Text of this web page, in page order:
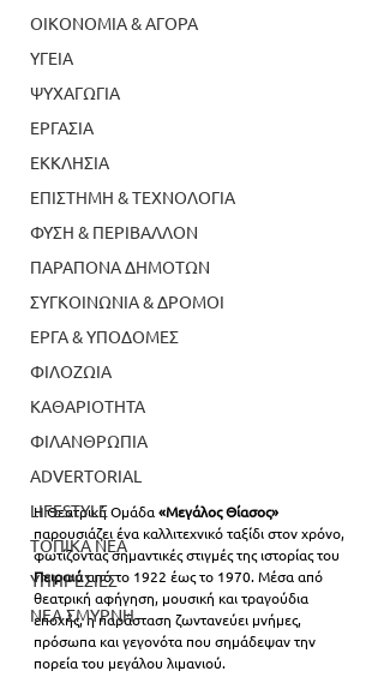
ΟΙΚΟΝΟΜΙΑ & ΑΓΟΡΑ
ΥΓΕΙΑ
ΨΥΧΑΓΩΓΙΑ
ΕΡΓΑΣΙΑ
ΕΚΚΛΗΣΙΑ
ΕΠΙΣΤΗΜΗ & ΤΕΧΝΟΛΟΓΙΑ
ΦΥΣΗ & ΠΕΡΙΒΑΛΛΟΝ
ΠΑΡΑΠΟΝΑ ΔΗΜΟΤΩΝ
ΣΥΓΚΟΙΝΩΝΙΑ & ΔΡΟΜΟΙ
ΕΡΓΑ & ΥΠΟΔΟΜΕΣ
ΦΙΛΟΖΩΙΑ
ΚΑΘΑΡΙΟΤΗΤΑ
ΦΙΛΑΝΘΡΩΠΙΑ
ADVERTORIAL
LIFESTYLE
ΤΟΠΙΚΑ ΝΕΑ
ΥΠΗΡΕΣΙΕΣ
ΝΕΑ ΣΜΥΡΝΗ
Η Θεατρική Ομάδα «Μεγάλος Θίασος»
παρουσιάζει ένα καλλιτεχνικό ταξίδι στον χρόνο,
φωτίζοντας σημαντικές στιγμές της ιστορίας του
Πειραιά από το 1922 έως το 1970. Μέσα από
θεατρική αφήγηση, μουσική και τραγούδια
εποχής, η παράσταση ζωντανεύει μνήμες,
πρόσωπα και γεγονότα που σημάδεψαν την
πορεία του μεγάλου λιμανιού.